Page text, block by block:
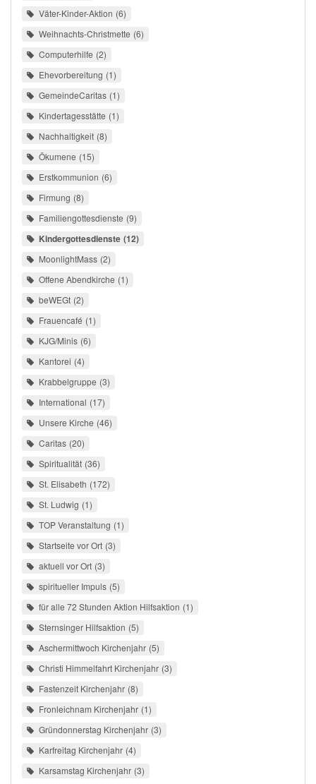
Väter-Kinder-Aktion 6
Weihnachts-Christmette 6
Computerhilfe 2
Ehevorbereitung 1
GemeindeCaritas 1
Kindertagesstätte 1
Nachhaltigkeit 8
Ökumene 15
Erstkommunion 6
Firmung 8
Familiengottesdienste 9
Kindergottesdienste 12
MoonlightMass 2
Offene Abendkirche 1
beWEGt 2
Frauencafé 1
KJG/Minis 6
Kantorei 4
Krabbelgruppe 3
International 17
Unsere Kirche 46
Caritas 20
Spiritualität 36
St. Elisabeth 172
St. Ludwig 1
TOP Veranstaltung 1
Startseite vor Ort 3
aktuell vor Ort 3
spiritueller Impuls 5
für alle 72 Stunden Aktion Hilfsaktion 1
Sternsinger Hilfsaktion 5
Aschermittwoch Kirchenjahr 5
Christi Himmelfahrt Kirchenjahr 3
Fastenzeit Kirchenjahr 8
Fronleichnam Kirchenjahr 1
Gründonnerstag Kirchenjahr 3
Karfreitag Kirchenjahr 4
Karsamstag Kirchenjahr 3